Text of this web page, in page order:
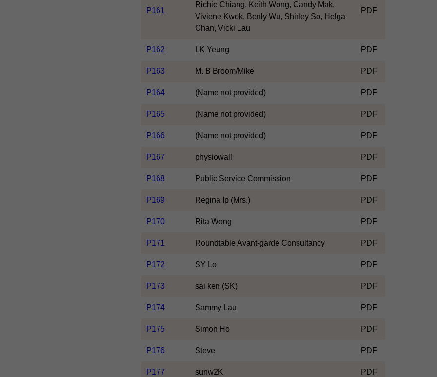
P161
Richie Chiang, Keith Wong, Candy Mak,
Viviene Kwok, Benly Wu, Shirley So, Helga
Chan, Vicki Lau
PDF
P162 LK Yeung PDF
P163 M. B Broom/Mike PDF
P164 (Name not provided) PDF
P165 (Name not provided) PDF
P166 (Name not provided) PDF
P167 physiowall PDF
P168 Public Service Commission PDF
P169 Regina Ip (Mrs.) PDF
P170 Rita Wong PDF
P171 Roundtable Avant-garde Consultancy PDF
P172 SY Lo PDF
P173 sai ken (SK) PDF
P174 Sammy Lau PDF
P175 Simon Ho PDF
P176 Steve PDF
P177 sunw2K PDF